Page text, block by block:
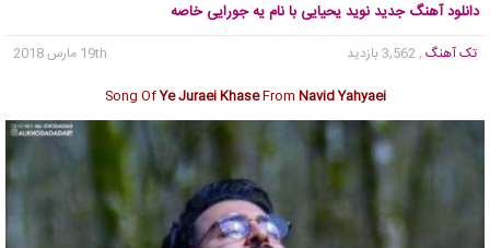
دانلود آهنگ جدید نوید یحیایی با نام یه جورایی خاصه
تک آهنگ , 3,562 بازدید
19th مارس 2018
Song OfYe Juraei KhaseFrom Navid Yahyaei